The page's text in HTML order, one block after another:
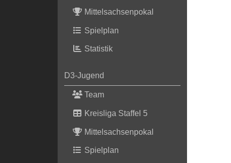
Mittelsachsenpokal
Spielplan
Statistik
D3-Jugend
Team
Kreisliga Staffel 5
Mittelsachsenpokal
Spielplan